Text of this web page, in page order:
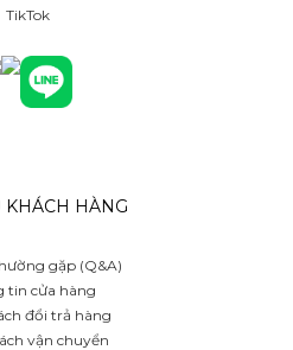
TikTok
KHÁCH HÀNG
gặp (Q&A)
tin cửa hàng
đổi trả hàng
vận chuyển